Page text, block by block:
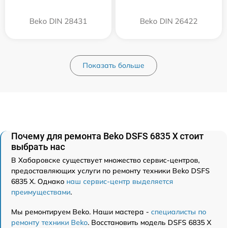
Beko DIN 28431 Beko DIN 26422
Показать больше
Почему для ремонта Beko DSFS 6835 X стоит
выбрать нас
В Хабаровске существует множество сервис-центров,
предоставляющих услуги по ремонту техники Beko DSFS
6835 X. Однако наш сервис-центр выделяется
преимуществами.
Мы ремонтируем Beko. Наши мастера - специалисты по
ремонту техники Beko. Восстановить модель DSFS 6835 X